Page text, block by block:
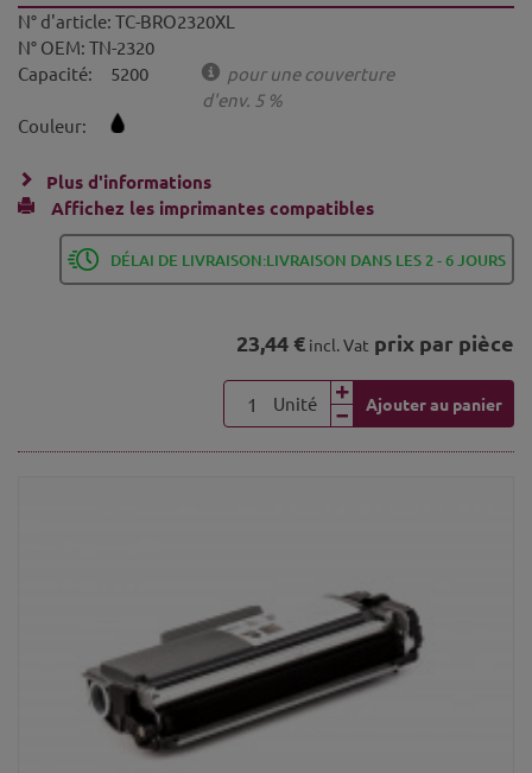
N° d'article: TC-BRO2320XL
N° OEM: TN-2320
Capacité:
5200
pour une couverture
d'env. 5 %
Couleur:
Plus d'informations
Affichez les imprimantes compatibles
DÉLAI DE LIVRAISON:LIVRAISON DANS LES 2 - 6 JOURS
23,44 € incl. Vat prix par pièce
Unité Ajouter au panier